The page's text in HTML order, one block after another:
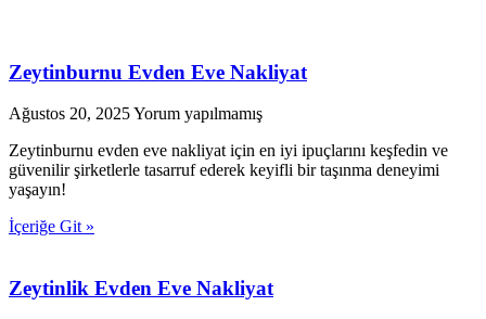
Zeytinburnu Evden Eve Nakliyat
Ağustos 20, 2025Yorum yapılmamış
Zeytinburnu evden eve nakliyat için en iyi ipuçlarını keşfedin ve
güvenilir şirketlerle tasarruf ederek keyifli bir taşınma deneyimi
yaşayın!
İçeriğe Git »
Zeytinlik Evden Eve Nakliyat